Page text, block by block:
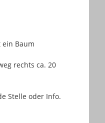
Baum
rechts ca. 20
Stelle oder Info.